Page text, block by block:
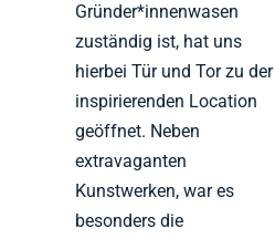
Gründer*innenwasen
zuständig ist, hat uns
hierbei Tür und Tor zu der
inspirierenden Location
geöffnet. Neben
extravaganten
Kunstwerken, war es
besonders die